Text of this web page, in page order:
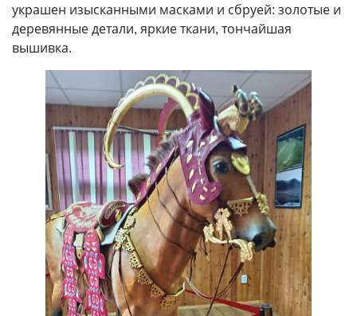
украшен изысканными масками и сбруей: золотые и
деревянные детали, яркие ткани, тончайшая
вышивка.